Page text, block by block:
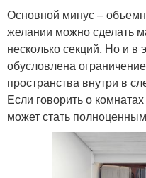
Основной минус –
желании можно сделать
несколько секций. Но и в
обусловлена
пространства внутри в
Если говорить о
может стать